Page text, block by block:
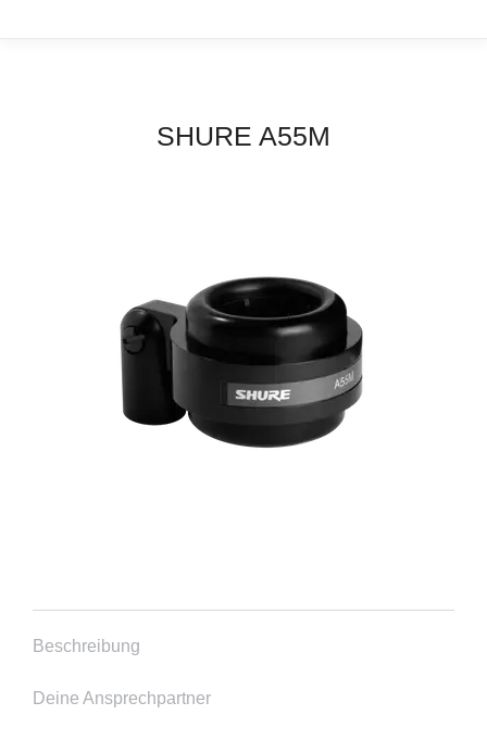
SHURE A55M
Beschreibung
Deine Ansprechpartner